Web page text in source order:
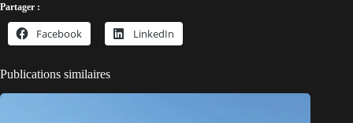
Partager :
Facebook LinkedIn
Publications similaires